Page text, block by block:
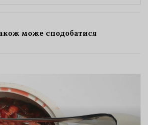
може сподобатися